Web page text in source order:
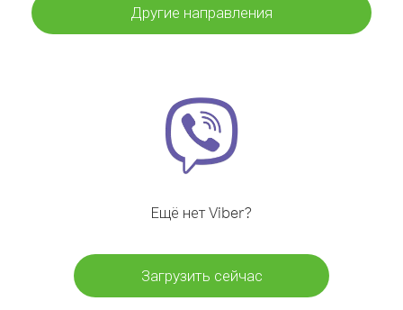
Другие направления
Ещё нет Viber?
Загрузить сейчас